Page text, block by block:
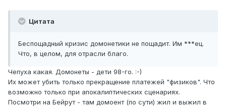
Цитата
Беспощадный кризис домонетики не пощадит. Им ***ец.
Что, в целом, для отрасли благо.
Чепуха какая. Домонеты - дети 98-го. :-)
Их может убить только прекращение платежей "физиков". Что
возможно только при апокалиптических сценариях.
Посмотри на Бейрут - там домоент (по сути) жил и выжил в